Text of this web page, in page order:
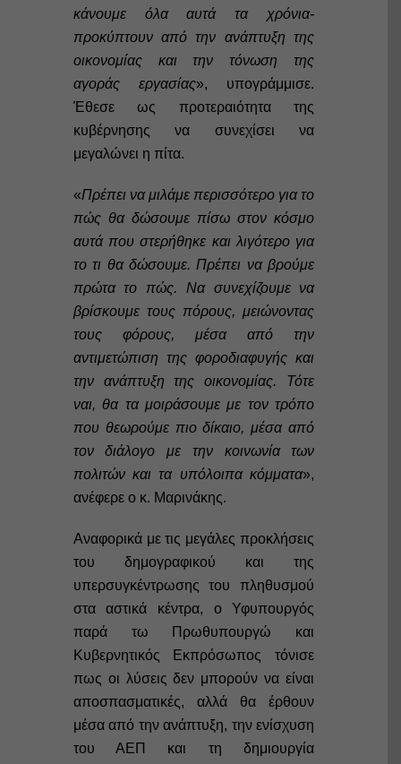
κάνουμε όλα αυτά τα χρόνια-
προκύπτουν από την ανάπτυξη της
οικονομίας και την τόνωση της
αγοράς εργασίας», υπογράμμισε.
Έθεσε ως προτεραιότητα της
κυβέρνησης να συνεχίσει να
μεγαλώνει η πίτα.
«Πρέπει να μιλάμε περισσότερο για το
πώς θα δώσουμε πίσω στον κόσμο
αυτά που στερήθηκε και λιγότερο για
το τι θα δώσουμε. Πρέπει να βρούμε
πρώτα το πώς. Να συνεχίζουμε να
βρίσκουμε τους πόρους, μειώνοντας
τους φόρους, μέσα από την
αντιμετώπιση της φοροδιαφυγής και
την ανάπτυξη της οικονομίας. Τότε
ναι, θα τα μοιράσουμε με τον τρόπο
που θεωρούμε πιο δίκαιο, μέσα από
τον διάλογο με την κοινωνία των
πολιτών και τα υπόλοιπα κόμματα»,
ανέφερε ο κ. Μαρινάκης.
Αναφορικά με τις μεγάλες προκλήσεις
του δημογραφικού και της
υπερσυγκέντρωσης του πληθυσμού
στα αστικά κέντρα, ο Υφυπουργός
παρά τω Πρωθυπουργώ και
Κυβερνητικός Εκπρόσωπος τόνισε
πως οι λύσεις δεν μπορούν να είναι
αποσπασματικές, αλλά θα έρθουν
μέσα από την ανάπτυξη, την ενίσχυση
του ΑΕΠ και τη δημιουργία